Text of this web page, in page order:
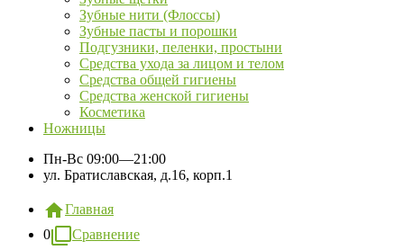
Зубные нити (Флоссы)
Зубные пасты и порошки
Подгузники, пеленки, простыни
Средства ухода за лицом и телом
Средства общей гигиены
Средства женской гигиены
Косметика
Ножницы
Пн-Вс 09:00—21:00
ул. Братиславская, д.16, корп.1
Главная
0
Сравнение